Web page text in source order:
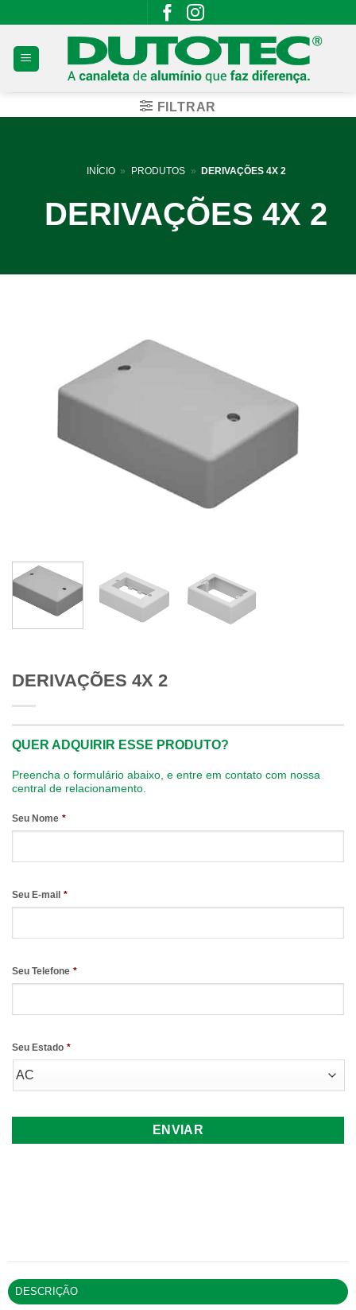
to
content
FILTRAR
INÍCIO » PRODUTOS » DERIVAÇÕES 4X 2
DERIVAÇÕES 4X 2
DERIVAÇÕES 4X 2
QUER ADQUIRIR ESSE PRODUTO?
Preencha o formulário abaixo, e entre em contato com nossa
central de relacionamento.
Seu Nome *
Seu E-mail *
Seu Telefone *
Seu Estado *
DESCRIÇÃO